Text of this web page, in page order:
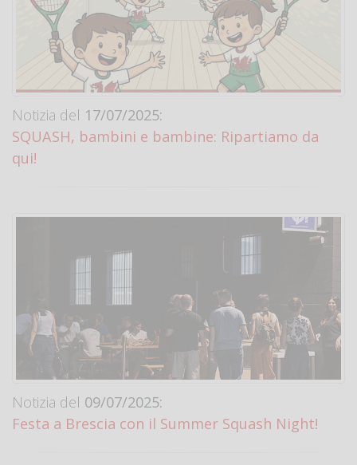
Notizia del 17/07/2025:
SQUASH, bambini e bambine: Ripartiamo da
qui!
Notizia del 09/07/2025:
Festa a Brescia con il Summer Squash Night!